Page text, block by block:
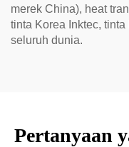
merek China), heat
tinta Korea Inktec,
seluruh dunia.
Pertanyaan